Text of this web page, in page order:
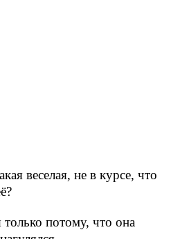
веселая, не в курсе, что
потому, что она